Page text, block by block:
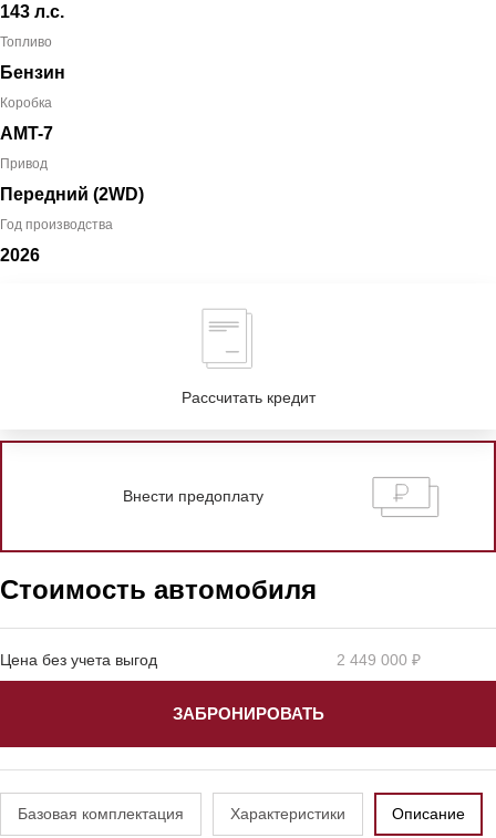
143 л.с.
Топливо
Бензин
Коробка
AMT-7
Привод
Передний (2WD)
Год производства
2026
Рассчитать кредит
Внести предоплату
Стоимость автомобиля
Цена без учета выгод 2 449 000 ₽
ЗАБРОНИРОВАТЬ
Базовая комплектация Характеристики Описание